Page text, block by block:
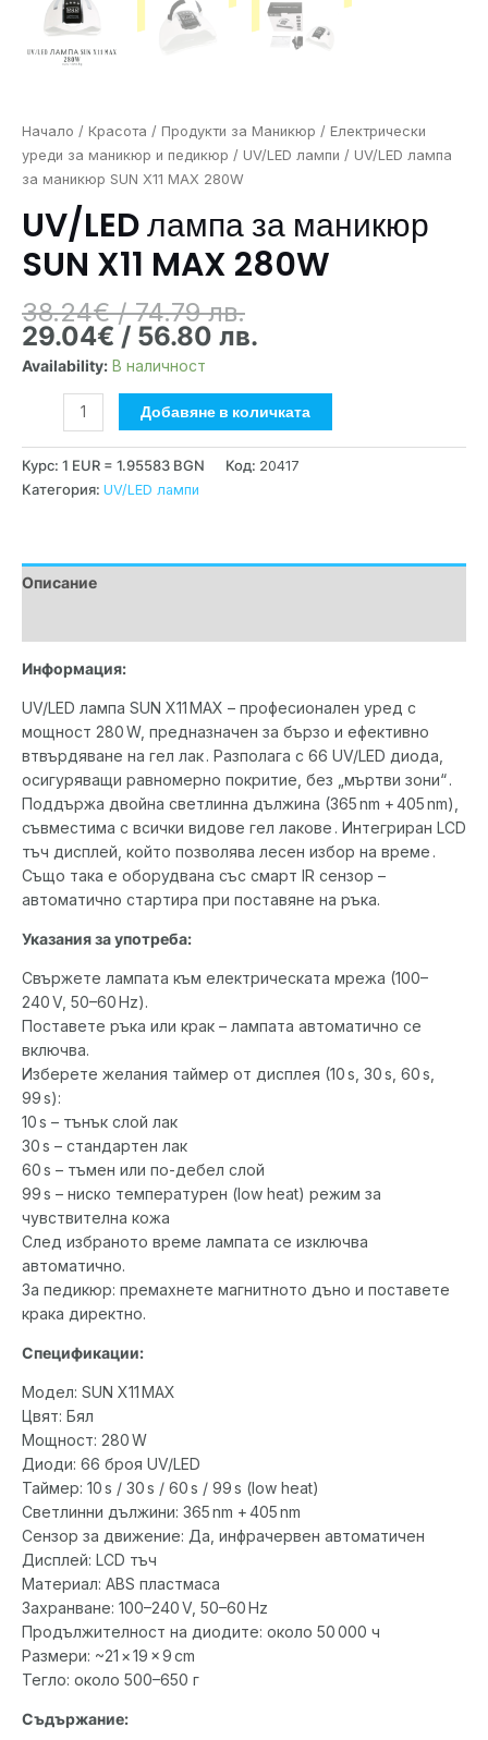
Начало / Красота / Продукти за Маникюр / Електрически
уреди за маникюр и педикюр / UV/LED лампи / UV/LED лампа
за маникюр SUN X11 MAX 280W
UV/LED лампа за маникюр
SUN X11 MAX 280W
38.24€/ 74.79 лв.
29.04€ / 56.80 лв.
Availability: В наличност
Добавяне в количката
Курс: 1 EUR = 1.95583 BGN Код: 20417
Категория: UV/LED лампи
Описание
Информация:
UV/LED лампа SUN X11 MAX – професионален уред с
мощност 280 W, предназначен за бързо и ефективно
втвърдяване на гел лак . Разполага с 66 UV/LED диода,
осигуряващи равномерно покритие, без „мъртви зони“ .
Поддържа двойна светлинна дължина (365 nm + 405 nm),
съвместима с всички видове гел лакове . Интегриран LCD
тъч дисплей, който позволява лесен избор на време .
Също така е оборудвана със смарт IR сензор –
автоматично стартира при поставяне на ръка.
Указания за употреба:
Свържете лампата към електрическата мрежа (100–
240 V, 50–60 Hz).
Поставете ръка или крак – лампата автоматично се
включва.
Изберете желания таймер от дисплея (10 s, 30 s, 60 s,
99 s):
10 s – тънък слой лак
30 s – стандартен лак
60 s – тъмен или по-дебел слой
99 s – ниско температурен (low heat) режим за
чувствителна кожа
След избраното време лампата се изключва
автоматично.
За педикюр: премахнете магнитното дъно и поставете
крака директно.
Спецификации:
Модел: SUN X11 MAX
Цвят: Бял
Мощност: 280 W
Диоди: 66 броя UV/LED
Таймер: 10 s / 30 s / 60 s / 99 s (low heat)
Светлинни дължини: 365 nm + 405 nm
Сензор за движение: Да, инфрачервен автоматичен
Дисплей: LCD тъч
Материал: ABS пластмаса
Захранване: 100–240 V, 50–60 Hz
Продължителност на диодите: около 50 000 ч
Размери: ~21 × 19 × 9 cm
Тегло: около 500–650 г
Съдържание: